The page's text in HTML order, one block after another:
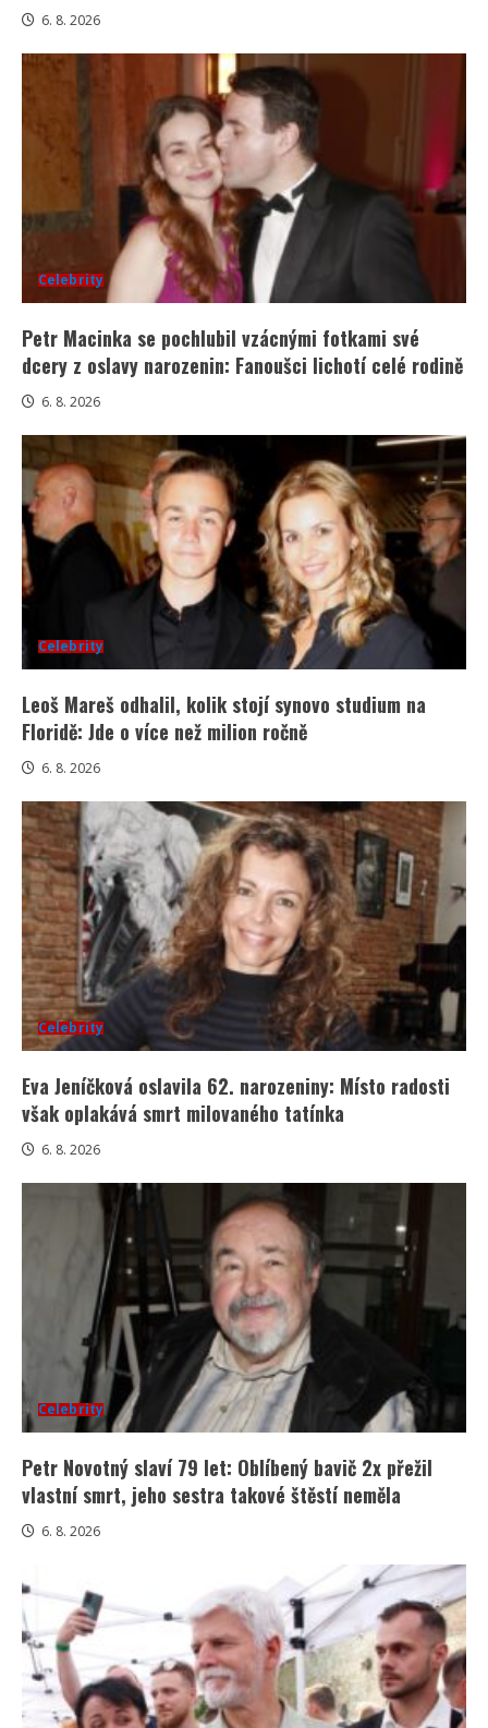
6. 8. 2026
Celebrity
Petr Macinka se pochlubil vzácnými fotkami své
dcery z oslavy narozenin: Fanoušci lichotí celé rodině
6. 8. 2026
Celebrity
Leoš Mareš odhalil, kolik stojí synovo studium na
Floridě: Jde o více než milion ročně
6. 8. 2026
Celebrity
Eva Jeníčková oslavila 62. narozeniny: Místo radosti
však oplakává smrt milovaného tatínka
6. 8. 2026
Celebrity
Petr Novotný slaví 79 let: Oblíbený bavič 2x přežil
vlastní smrt, jeho sestra takové štěstí neměla
6. 8. 2026